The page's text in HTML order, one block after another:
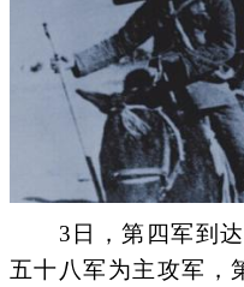
3日，第四军到达
五十八军为主攻军，